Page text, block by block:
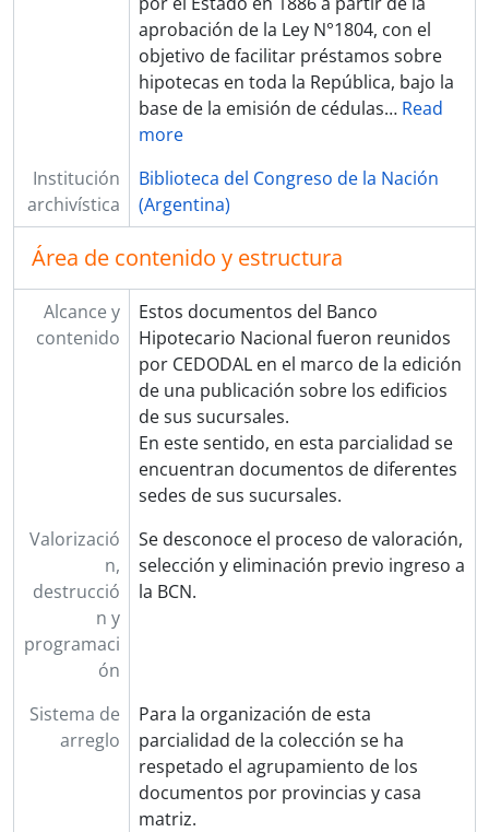
aprobación de la Ley N°1804, con el
objetivo de facilitar préstamos sobre
hipotecas en toda la República, bajo la
base de la emisión de cédulas… Read
more
Institución
archivística
Biblioteca del Congreso de la Nación
(Argentina)
Área de contenido y estructura
Alcance y
contenido
Estos documentos del Banco
Hipotecario Nacional fueron reunidos
por CEDODAL en el marco de la edición
de una publicación sobre los edificios
de sus sucursales.
En este sentido, en esta parcialidad se
encuentran documentos de diferentes
sedes de sus sucursales.
Valorizació
n,
destrucció
n y
programaci
ón
Se desconoce el proceso de valoración,
selección y eliminación previo ingreso a
la BCN.
Sistema de
arreglo
Para la organización de esta
parcialidad de la colección se ha
respetado el agrupamiento de los
documentos por provincias y casa
matriz.